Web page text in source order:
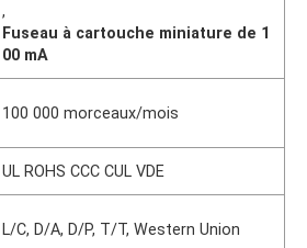
,
Fuseau à cartouche miniature de 1
00 mA
100 000 morceaux/mois
UL ROHS CCC CUL VDE
L/C, D/A, D/P, T/T, Western Union